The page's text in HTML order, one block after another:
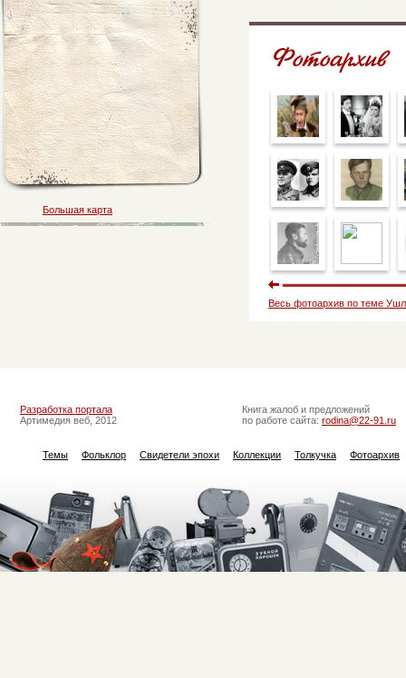
Весь фотоархив по теме
Большая карта
Разработка портала
Артимедия веб, 2012
Книга жалоб и предложений
по работе сайта: rodina@22-91.ru
Темы Фольклор Свидетели эпохи Коллекции Толкучка Фотоархив